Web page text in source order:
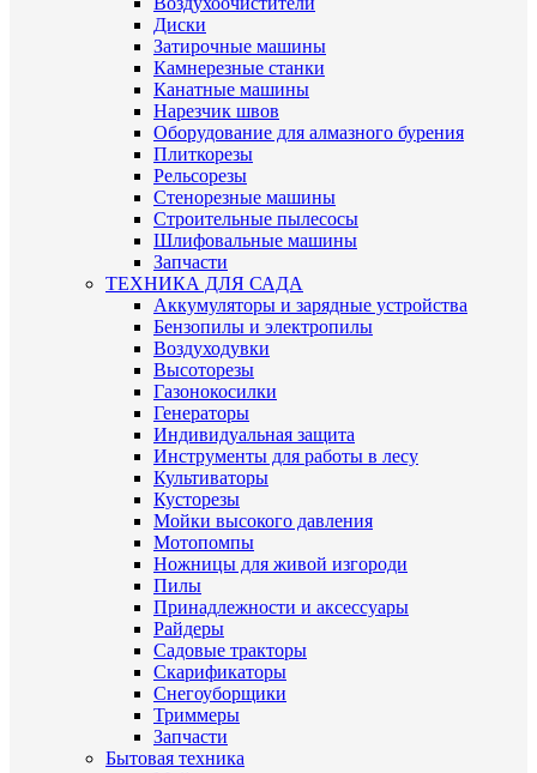
Диски
Затирочные машины
Камнерезные станки
Канатные машины
Нарезчик швов
Оборудование для алмазного бурения
Плиткорезы
Рельсорезы
Стенорезные машины
Строительные пылесосы
Шлифовальные машины
Запчасти
ТЕХНИКА ДЛЯ САДА
Аккумуляторы и зарядные устройства
Бензопилы и электропилы
Воздуходувки
Высоторезы
Газонокосилки
Генераторы
Индивидуальная защита
Инструменты для работы в лесу
Культиваторы
Кусторезы
Мойки высокого давления
Мотопомпы
Ножницы для живой изгороди
Пилы
Принадлежности и аксессуары
Райдеры
Садовые тракторы
Скарификаторы
Снегоуборщики
Триммеры
Запчасти
Бытовая техника